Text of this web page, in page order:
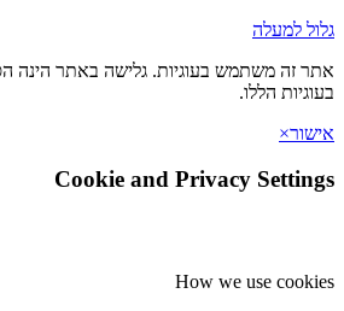
למעלה
זה משתמש בעוגיות. גלישה באתר הינה
הללו.
×
Cookie and Privacy
How we use